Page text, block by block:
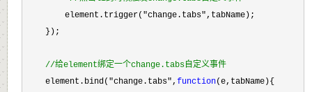
        element.trigger("change.tabs"
,tabName);
    });
//给element绑定一个change.tabs自定义事件
    element.bind("change.tabs",
function(e,tabName){